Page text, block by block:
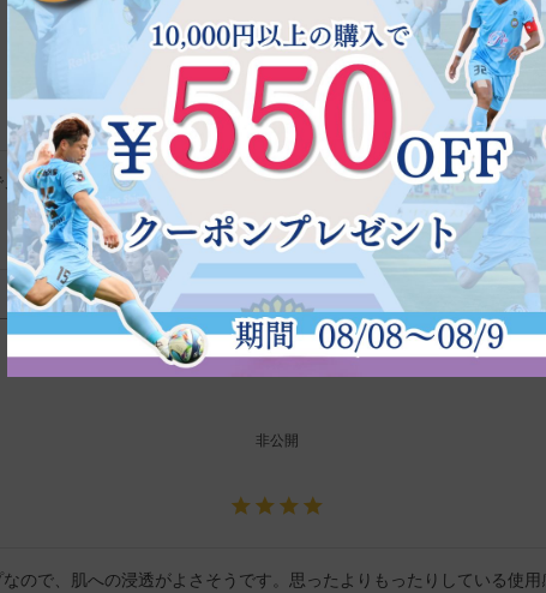
非公開
一点に長時間載せてしまうと赤みがなかなか引かず、大変だった。
非公開
ので、肌への浸透がよさそうです。思ったよりもったりしている使